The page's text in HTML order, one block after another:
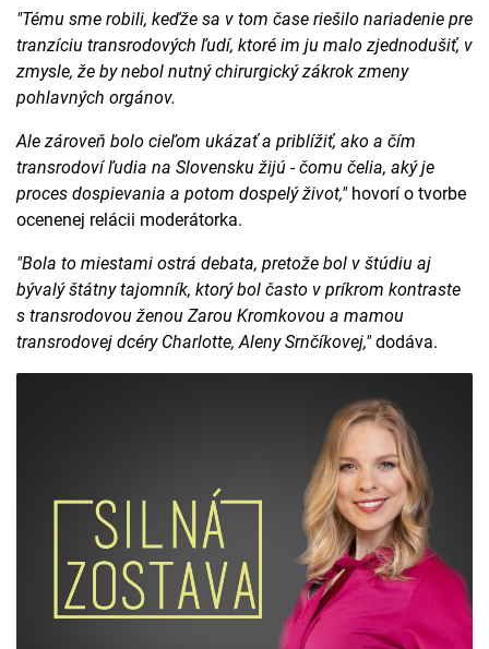
"Tému sme robili, keďže sa v tom čase riešilo nariadenie pre
tranzíciu transrodových ľudí, ktoré im ju malo zjednodušiť, v
zmysle, že by nebol nutný chirurgický zákrok zmeny
pohlavných orgánov.
Ale zároveň bolo cieľom ukázať a priblížiť, ako a čím
transrodoví ľudia na Slovensku žijú - čomu čelia, aký je
proces dospievania a potom dospelý život,"hovorí o tvorbe
ocenenej relácii moderátorka.
"Bola to miestami ostrá debata, pretože bol v štúdiu aj
bývalý štátny tajomník, ktorý bol často v príkrom kontraste
s transrodovou ženou Zarou Kromkovou a mamou
transrodovej dcéry Charlotte, Aleny Srnčíkovej,"dodáva.